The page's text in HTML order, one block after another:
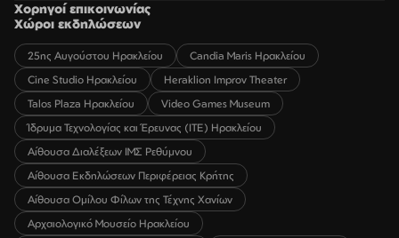
Χορηγοί επικοινωνίας
Χώροι εκδηλώσεων
25ης Αυγούστου Ηρακλείου
Candia Maris Ηρακλείου
Cine Studio Ηρακλείου
Heraklion Improv Theater
Talos Plaza Ηρακλείου
Video Games Museum
Ίδρυμα Τεχνολογίας και Έρευνας (ΙΤΕ) Ηρακλείου
Αίθουσα Διαλέξεων ΙΜΣ Ρεθύμνου
Αίθουσα Εκδηλώσεων Περιφέρειας Κρήτης
Αίθουσα Ομίλου Φίλων της Τέχνης Χανίων
Αρχαιολογικό Μουσείο Ηρακλείου